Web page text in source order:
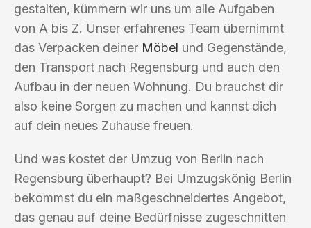
gestalten, kümmern wir uns um alle Aufgaben
von A bis Z. Unser erfahrenes Team übernimmt
das Verpacken deiner Möbel und Gegenstände,
den Transport nach Regensburg und auch den
Aufbau in der neuen Wohnung. Du brauchst dir
also keine Sorgen zu machen und kannst dich
auf dein neues Zuhause freuen.
Und was kostet der Umzug von Berlin nach
Regensburg überhaupt? Bei Umzugskönig Berlin
bekommst du ein maßgeschneidertes Angebot,
das genau auf deine Bedürfnisse zugeschnitten